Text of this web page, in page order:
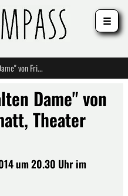
"Der Besuch der alten Dame" von Friedrich Dürrenmatt, Theater Halle
Dame" von
Theater
um 20.30 Uhr im
☰